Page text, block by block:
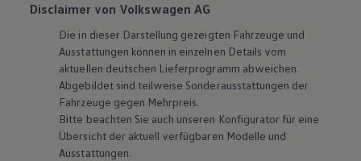
Disclaimer von Volkswagen AG
Die in dieser Darstellung gezeigten Fahrzeuge und
Ausstattungen können in einzelnen Details vom
aktuellen deutschen Lieferprogramm abweichen.
Abgebildet sind teilweise Sonderausstattungen der
Fahrzeuge gegen Mehrpreis.
Bitte beachten Sie auch unseren Konfigurator für eine
Übersicht der aktuell verfügbaren Modelle und
Ausstattungen.